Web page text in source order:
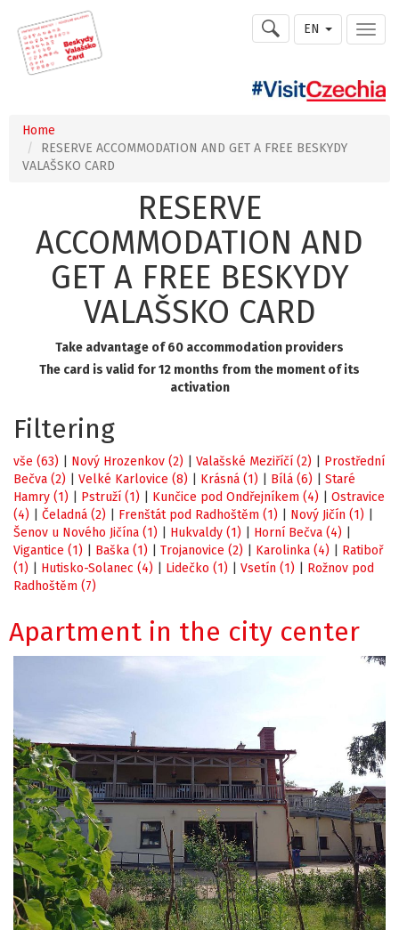
EN
Home
RESERVE ACCOMMODATION AND GET A FREE BESKYDY
VALAŠSKO CARD
RESERVE
ACCOMMODATION AND
GET A FREE BESKYDY
VALAŠSKO CARD
Take advantage of 60 accommodation providers
The card is valid for 12 months from the moment of its
activation
Filtering
vše (63) Nový Hrozenkov (2) Valašské Meziříčí (2)
Prostřední
Bečva (2)
Velké Karlovice (8) Krásná (1) Bílá (6)
Staré
Hamry (1)
Pstruží (1) Kunčice pod Ondřejníkem (4)
Ostravice
(4)
Čeladná (2) Frenštát pod Radhoštěm (1) Nový Jičín (1)
Šenov u Nového Jičína (1)
Hukvaldy (1) Horní Bečva (4)
Vigantice (1)
Baška (1) Trojanovice (2) Karolinka (4)
Ratiboř
(1)
Hutisko-Solanec (4) Lidečko (1) Vsetín (1)
Rožnov pod
Radhoštěm (7)
Apartment in the city center